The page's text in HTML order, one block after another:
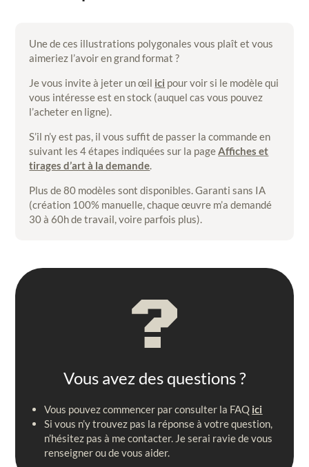
Une de ces illustrations polygonales vous plaît et vous
aimeriez l’avoir en grand format ?
Je vous invite à jeter un œil ici pour voir si le modèle qui
vous intéresse est en stock (auquel cas vous pouvez
l’acheter en ligne).
S’il n’y est pas, il vous suffit de passer la commande en
suivant les 4 étapes indiquées sur la pageAffiches et
tirages d’art à la demande.
Plus de 80 modèles sont disponibles. Garanti sans IA
(création 100% manuelle, chaque œuvre m’a demandé
30 à 60h de travail, voire parfois plus).
?
Vous avez des questions ?
Vous pouvez commencer par consulter la FAQ ici
Si vous n’y trouvez pas la réponse à votre question,
n’hésitez pas à me contacter. Je serai ravie de vous
renseigner ou de vous aider.